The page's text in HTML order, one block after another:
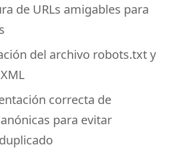
de URLs amigables para
del archivo robots.txt y
correcta de
para evitar